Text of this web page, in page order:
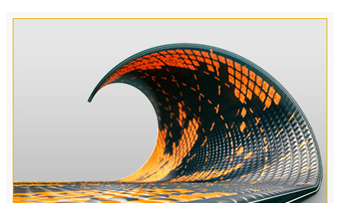
Шумоизоляция пола автомобиля
Шумоизоляция остальных элементов